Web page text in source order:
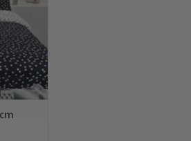
gemaakt
met 2